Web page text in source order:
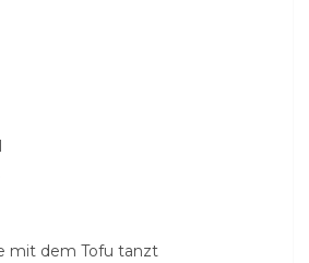
mit dem Tofu tanzt